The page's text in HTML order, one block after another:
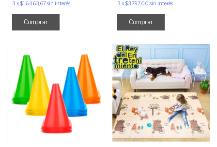
3 x$16.463,67sin interés 3 x$3.797,00 sin interés
Comprar